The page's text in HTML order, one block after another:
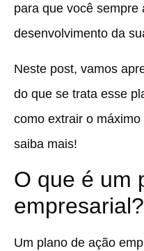
para que você sempre
desenvolvimento da
Neste post, vamos
do que se trata esse
como extrair o
saiba mais!
O que é um
empresarial?
Um plano de ação